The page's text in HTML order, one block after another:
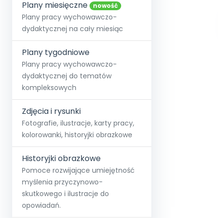
Społeczność
+48 12 631 04 10
kontakt@blizejprzedszkola.pl
O miesięczniku
Strona główna
O Akademii
Akademia
Poznaj pakiet MAX
Testuj przez 7 dni Pełen
Wszystkie projekty
Skontaktuj się
Dodaj wpis
Plany miesięczne nowość
Plany pracy wychowawczo-
dydaktycznej na cały miesiąc
Plany tygodniowe
Plany pracy wychowawczo-
dydaktycznej do tematów
kompleksowych
Zdjęcia i rysunki
Fotografie, ilustracje, karty pracy,
kolorowanki, historyjki obrazkowe
Historyjki obrazkowe
Pomoce rozwijające umiejętność
myślenia przyczynowo-
skutkowego i ilustracje do
opowiadań.